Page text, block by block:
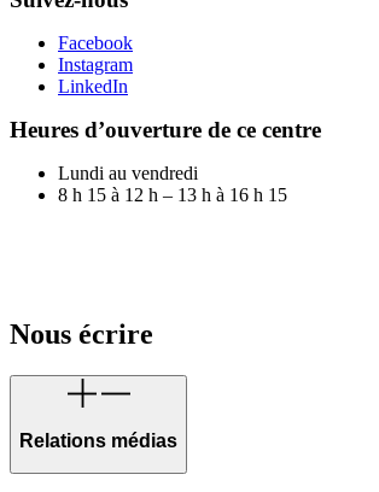
Facebook
Instagram
LinkedIn
Heures d’ouverture de ce centre
Lundi au vendredi
8 h 15 à 12 h – 13 h à 16 h 15
Nous écrire
Relations médias